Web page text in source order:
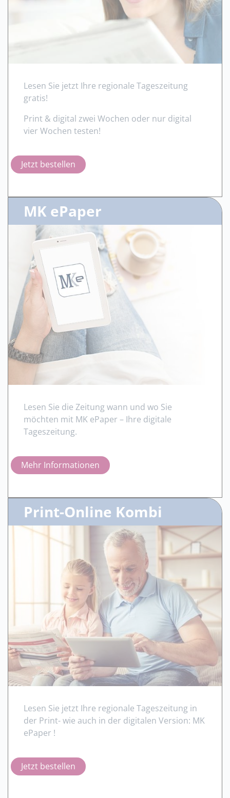
Lesen Sie jetzt Ihre regionale Tageszeitung
gratis!
Print & digital zwei Wochen oder nur digital
vier Wochen testen!
Jetzt bestellen
MK ePaper
Lesen Sie die Zeitung wann und wo Sie
möchten mit MK ePaper – Ihre digitale
Tageszeitung.
Mehr Informationen
Print-Online Kombi
Lesen Sie jetzt Ihre regionale Tageszeitung in
der Print- wie auch in der digitalen Version: MK
ePaper !
Jetzt bestellen